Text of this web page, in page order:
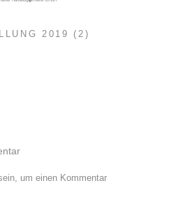
2019 (2)
um einen Kommentar